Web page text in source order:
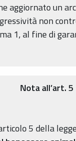
aggiornato un
non
1, al fine di
Nota all’art. 5
5 della